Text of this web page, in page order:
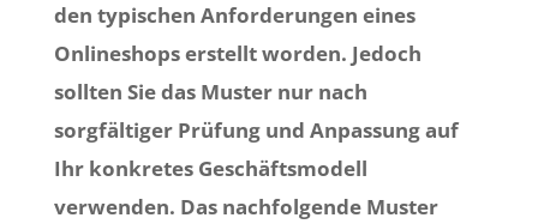
den typischen Anforderungen eines
Onlineshops erstellt worden. Jedoch
sollten Sie das Muster nur nach
sorgfältiger Prüfung und Anpassung auf
Ihr konkretes Geschäftsmodell
verwenden. Das nachfolgende Muster